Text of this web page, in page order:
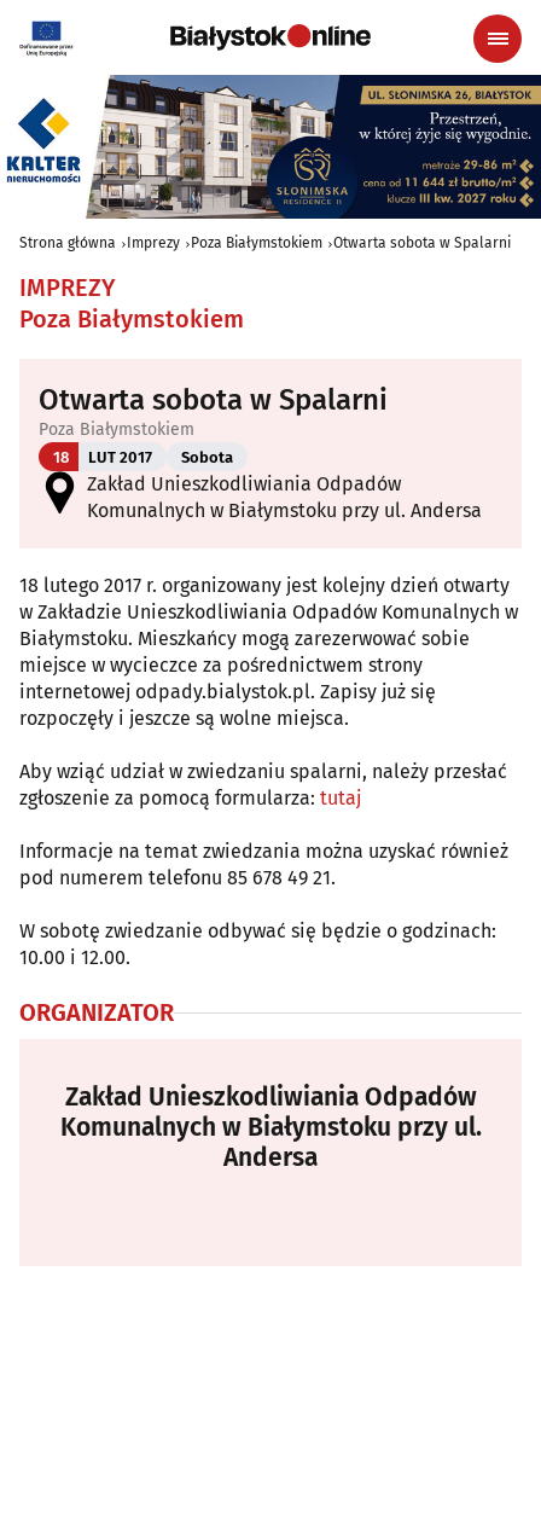
Strona główna Imprezy Poza Białymstokiem Otwarta sobota w Spalarni
IMPREZY
Poza Białymstokiem
Otwarta sobota w Spalarni
Poza Białymstokiem
18 LUT 2017 Sobota
Zakład Unieszkodliwiania Odpadów
Komunalnych w Białymstoku przy ul. Andersa
18 lutego 2017 r. organizowany jest kolejny dzień otwarty
w Zakładzie Unieszkodliwiania Odpadów Komunalnych w
Białymstoku. Mieszkańcy mogą zarezerwować sobie
miejsce w wycieczce za pośrednictwem strony
internetowej odpady.bialystok.pl. Zapisy już się
rozpoczęły i jeszcze są wolne miejsca.
Aby wziąć udział w zwiedzaniu spalarni, należy przesłać
zgłoszenie za pomocą formularza: tutaj
Informacje na temat zwiedzania można uzyskać również
pod numerem telefonu 85 678 49 21.
W sobotę zwiedzanie odbywać się będzie o godzinach:
10.00 i 12.00.
ORGANIZATOR
Zakład Unieszkodliwiania Odpadów
Komunalnych w Białymstoku przy ul.
Andersa